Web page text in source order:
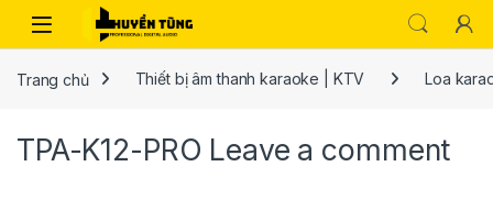
Trang chủ Thiết bị âm thanh karaoke | KTV Loa
TPA-K12-PRO Leave a comment